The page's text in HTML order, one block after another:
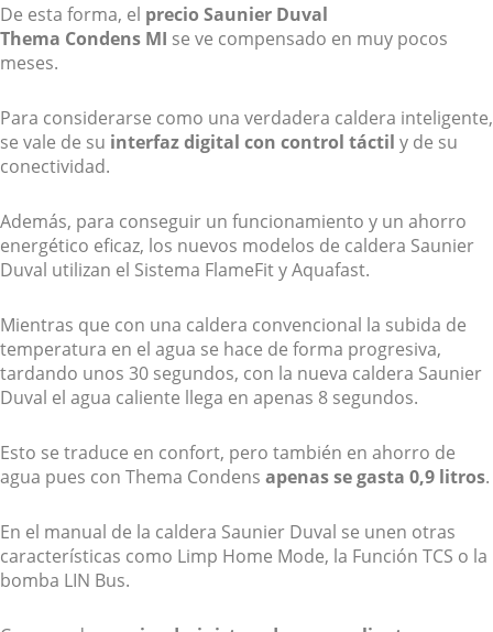
De esta forma, el precio Saunier Duval
Thema Condens MI se ve compensado en muy pocos
meses.
Para considerarse como una verdadera caldera inteligente,
se vale de su interfaz digital con control táctil y de su
conectividad.
Además, para conseguir un funcionamiento y un ahorro
energético eficaz, los nuevos modelos de caldera Saunier
Duval utilizan el Sistema FlameFit y Aquafast.
Mientras que con una caldera convencional la subida de
temperatura en el agua se hace de forma progresiva,
tardando unos 30 segundos, con la nueva caldera Saunier
Duval el agua caliente llega en apenas 8 segundos.
Esto se traduce en confort, pero también en ahorro de
agua pues con Thema Condens apenas se gasta 0,9 litros.
En el manual de la caldera Saunier Duval se unen otras
características como Limp Home Mode, la Función TCS o la
bomba LIN Bus.